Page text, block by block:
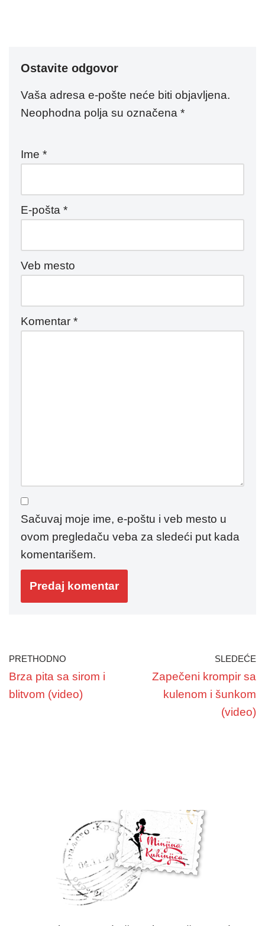
Ostavite odgovor
Vaša adresa e-pošte neće biti objavljena.
Neophodna polja su označena *
Ime *
E-pošta *
Veb mesto
Komentar *
Sačuvaj moje ime, e-poštu i veb mesto u
ovom pregledaču veba za sledeći put kada
komentarišem.
PRETHODNO
Brza pita sa sirom i
blitvom (video)
SLEDEĆE
Zapečeni krompir sa
kulenom i šunkom
(video)